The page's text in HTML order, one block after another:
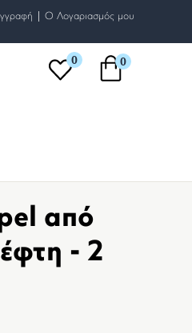
| O Λογαριασμός μου
0 0
από
- 2